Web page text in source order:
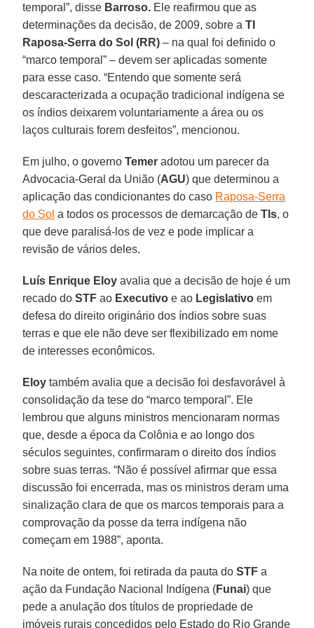
temporal”, disse Barroso. Ele reafirmou que as
determinações da decisão, de 2009, sobre aTI
Raposa-Serra do Sol (RR) – na qual foi definido o
“marco temporal” – devem ser aplicadas somente
para esse caso. “Entendo que somente será
descaracterizada a ocupação tradicional indígena se
os índios deixarem voluntariamente a área ou os
laços culturais forem desfeitos”, mencionou.
Em julho, o governoTemer adotou um parecer da
Advocacia-Geral da União (AGU) que determinou a
aplicação das condicionantes do caso Raposa-Serra
do Sol a todos os processos de demarcação deTIs, o
que deve paralisá-los de vez e pode implicar a
revisão de vários deles.
Luís Enrique Eloy avalia que a decisão de hoje é um
recado doSTF ao Executivo e ao Legislativo em
defesa do direito originário dos índios sobre suas
terras e que ele não deve ser flexibilizado em nome
de interesses econômicos.
Eloy também avalia que a decisão foi desfavorável à
consolidação da tese do “marco temporal”. Ele
lembrou que alguns ministros mencionaram normas
que, desde a época da Colônia e ao longo dos
séculos seguintes, confirmaram o direito dos índios
sobre suas terras. “Não é possível afirmar que essa
discussão foi encerrada, mas os ministros deram uma
sinalização clara de que os marcos temporais para a
comprovação da posse da terra indígena não
começam em 1988”, aponta.
Na noite de ontem, foi retirada da pauta doSTF a
ação da Fundação Nacional Indígena (Funai) que
pede a anulação dos títulos de propriedade de
imóveis rurais concedidos pelo Estado do Rio Grande